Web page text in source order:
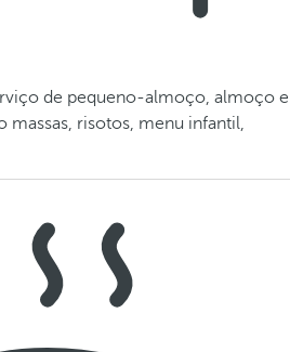
de pequeno-almoço, almoço e
risotos, menu infantil,